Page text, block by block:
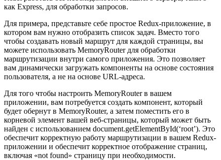
как Express, для обработки запросов.
Для примера, представьте себе простое Redux-приложение, в
котором вам нужно отобразить список задач. Вместо того
чтобы создавать новый маршрут для каждой страницы, вы
можете использовать MemoryRouter для обработки
маршрутизации внутри самого приложения. Это позволяет
вам динамически загружать компоненты на основе состояния
пользователя, а не на основе URL-адреса.
Для того чтобы настроить MemoryRouter в вашем
приложении, вам потребуется создать компонент, который
будет обернут в MemoryRouter, а затем поместить его в
корневой элемент вашей веб-страницы, который может быть
найден с использованием document.getElementById(‘root’). Это
обеспечит корректную работу маршрутизации в вашем Redux-
приложении и обеспечит корректное отображение страниц,
включая «not found» страницу при необходимости.